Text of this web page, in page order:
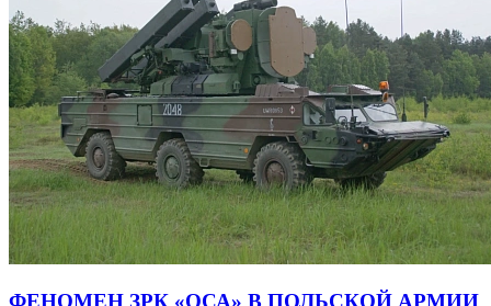
ФЕНОМЕН ЗРК «ОСА» В ПОЛЬСКОЙ АРМИИ